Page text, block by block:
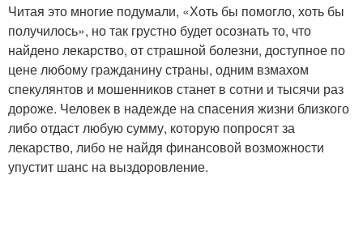
Читая это многие подумали, «Хоть бы помогло, хоть бы
получилось», но так грустно будет осознать то, что
найдено лекарство, от страшной болезни, доступное по
цене любому гражданину страны, одним взмахом
спекулянтов и мошенников станет в сотни и тысячи раз
дороже. Человек в надежде на спасения жизни близкого
либо отдаст любую сумму, которую попросят за
лекарство, либо не найдя финансовой возможности
упустит шанс на выздоровление.